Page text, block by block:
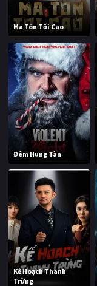
Ma Tôn Tối Cao
Đêm Hung Tàn
Kế Hoạch Thanh
Trừng